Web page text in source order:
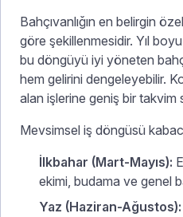
Bahçıvanlığın en belirgin
göre şekillenmesidir. Yıl
bu döngüyü iyi yöneten
hem gelirini dengeleyebilir.
alan işlerine geniş bir takvim
Mevsimsel iş döngüsü
İlkbahar (Mart-Mayıs):
ekimi, budama ve genel
Yaz (Haziran-Ağustos):